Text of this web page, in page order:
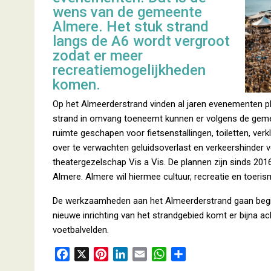
wens van de gemeente
Almere. Het stuk strand
langs de A6 wordt vergroot
zodat er meer
recreatiemogelijkheden
komen.
Op het Almeerderstrand vinden al jaren
strand in omvang toeneemt kunnen er volgens de
ruimte geschapen voor fietsenstallingen, toiletten,
over te verwachten geluidsoverlast en verkeershinder
theatergezelschap Vis a Vis. De plannen zijn sinds
Almere. Almere wil hiermee cultuur, recreatie en
De werkzaamheden aan het Almeerderstrand gaan
nieuwe inrichting van het strandgebied komt er bijna
voetbalvelden.
W